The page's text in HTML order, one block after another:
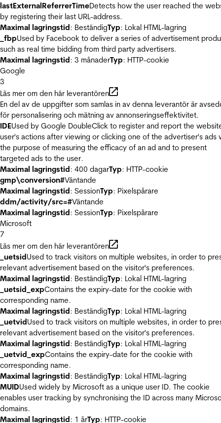
lastExternalReferrerTimeDetects how the user reached the
by registering their last URL-address.
Maximal lagringstid: BeständigTyp: Lokal HTML-lagring
_fbpUsed by Facebook to deliver a series of advertisement
such as real time bidding from third party advertisers.
Maximal lagringstid: 3 månaderTyp: HTTP-cookie
Google
3
Läs mer om den här leverantören
En del av de uppgifter som samlas in av denna leverantör är
för personalisering och mätning av annonseringseffektivitet.
IDEUsed by Google DoubleClick to register and report the
user's actions after viewing or clicking one of the advertiser's ads
the purpose of measuring the efficacy of an ad and to present
targeted ads to the user.
Maximal lagringstid: 400 dagarTyp: HTTP-cookie
gmp\conversion#Väntande
Maximal lagringstid: SessionTyp: Pixelspårare
ddm/activity/src=#Väntande
Maximal lagringstid: SessionTyp: Pixelspårare
Microsoft
7
Läs mer om den här leverantören
_uetsidUsed to track visitors on multiple websites, in order to
relevant advertisement based on the visitor's preferences.
Maximal lagringstid: BeständigTyp: Lokal HTML-lagring
_uetsid_expContains the expiry-date for the cookie with
corresponding name.
Maximal lagringstid: BeständigTyp: Lokal HTML-lagring
_uetvidUsed to track visitors on multiple websites, in order to
relevant advertisement based on the visitor's preferences.
Maximal lagringstid: BeständigTyp: Lokal HTML-lagring
_uetvid_expContains the expiry-date for the cookie with
corresponding name.
Maximal lagringstid: BeständigTyp: Lokal HTML-lagring
MUIDUsed widely by Microsoft as a unique user ID. The cookie
enables user tracking by synchronising the ID across many
domains.
Maximal lagringstid: 1 årTyp: HTTP-cookie